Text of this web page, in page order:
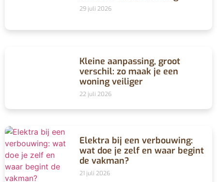
29 juli 2026
Kleine aanpassing, groot
verschil: zo maak je een
woning veiliger
22 juli 2026
Elektra bij een verbouwing:
wat doe je zelf en waar begint
de vakman?
21 juli 2026